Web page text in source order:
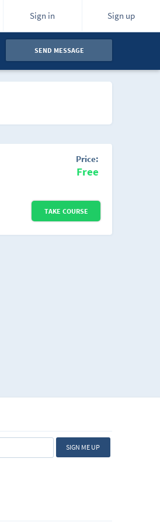
Sign in Sign up
SEND MESSAGE
Price:
Free
TAKE COURSE
SIGN ME UP